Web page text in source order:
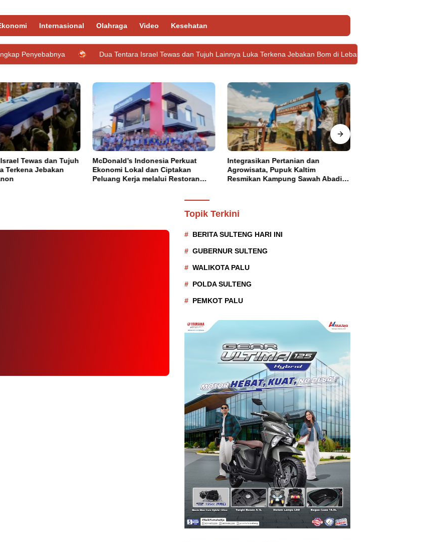
Internasional Olahraga Video Kesehatan
Dua Tentara Israel Tewas dan Tujuh Lainnya Luka Terkena Jebakan Bom di Lebanon McDonald’s Indonesia
Tewas dan Tujuh
Terkena Jebakan
McDonald’s Indonesia Perkuat
Ekonomi Lokal dan Ciptakan
Peluang Kerja melalui Restoran
Integrasikan Pertanian dan
Agrowisata, Pupuk Kaltim
Resmikan Kampung Sawah Abadi
Topik Terkini
BERITA SULTENG HARI INI
GUBERNUR SULTENG
WALIKOTA PALU
POLDA SULTENG
PEMKOT PALU